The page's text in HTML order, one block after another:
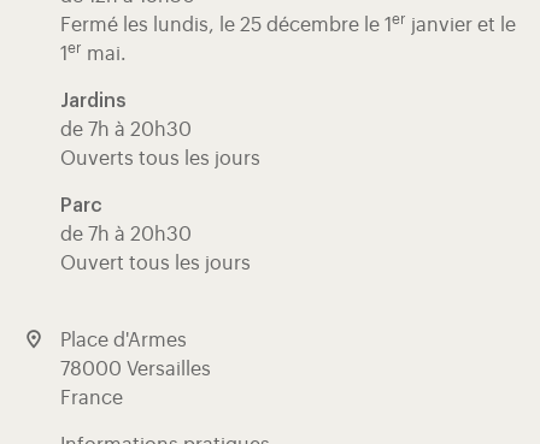
Fermé les lundis, le 25 décembre le 1 er janvier et le
1 er mai.
Jardins
de 7h à 20h30
Ouverts tous les jours
Parc
de 7h à 20h30
Ouvert tous les jours
Place d'Armes
78000 Versailles
France